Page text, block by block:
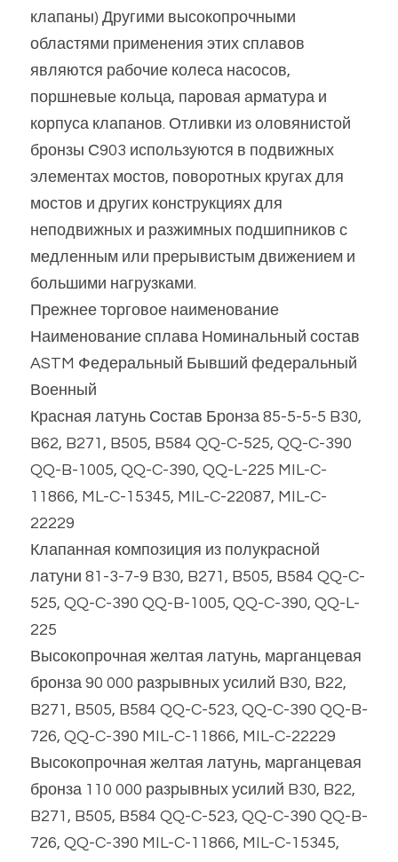
клапаны) Другими высокопрочными
областями применения этих сплавов
являются рабочие колеса насосов,
поршневые кольца, паровая арматура и
корпуса клапанов. Отливки из оловянистой
бронзы С903 используются в подвижных
элементах мостов, поворотных кругах для
мостов и других конструкциях для
неподвижных и разжимных подшипников с
медленным или прерывистым движением и
большими нагрузками.
Прежнее торговое наименование
Наименование сплава Номинальный состав
ASTM Федеральный Бывший федеральный
Военный
Красная латунь Состав Бронза 85-5-5-5 B30,
B62, B271, B505, B584 QQ-C-525, QQ-C-390
QQ-B-1005, QQ-C-390, QQ-L-225 MIL-C-
11866, ML-C-15345, MIL-C-22087, MIL-C-
22229
Клапанная композиция из полукрасной
латуни 81-3-7-9 B30, B271, B505, B584 QQ-C-
525, QQ-C-390 QQ-B-1005, QQ-C-390, QQ-L-
225
Высокопрочная желтая латунь, марганцевая
бронза 90 000 разрывных усилий B30, B22,
B271, B505, B584 QQ-C-523, QQ-C-390 QQ-B-
726, QQ-C-390 MIL-C-11866, MIL-C-22229
Высокопрочная желтая латунь, марганцевая
бронза 110 000 разрывных усилий B30, B22,
B271, B505, B584 QQ-C-523, QQ-C-390 QQ-B-
726, QQ-C-390 MIL-C-11866, MIL-C-15345,